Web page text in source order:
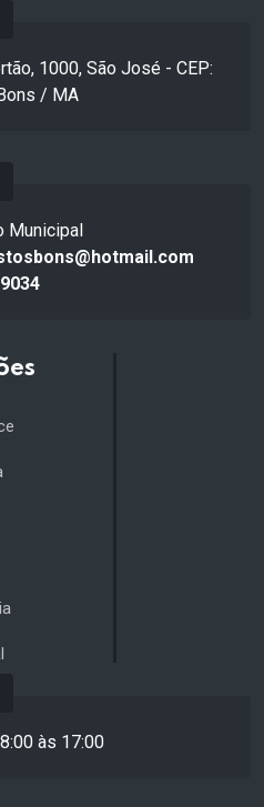
1000, São José - CEP:
/ MA
Municipal
às 17:00